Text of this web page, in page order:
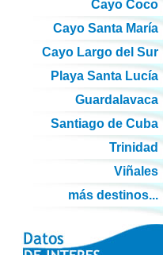
Cayo Coco
Cayo Santa María
Cayo Largo del Sur
Playa Santa Lucía
Guardalavaca
Santiago de Cuba
Trinidad
Viñales
más destinos...